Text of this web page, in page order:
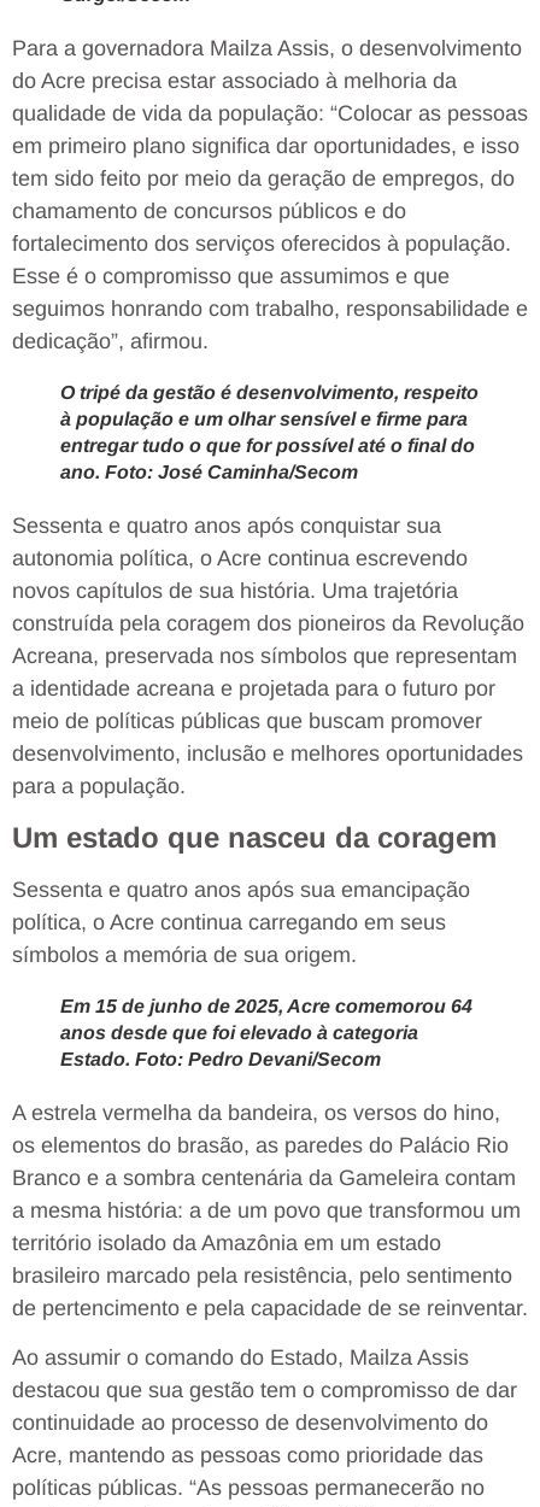
Para a governadora Mailza Assis, o desenvolvimento
do Acre precisa estar associado à melhoria da
qualidade de vida da população: “Colocar as pessoas
em primeiro plano significa dar oportunidades, e isso
tem sido feito por meio da geração de empregos, do
chamamento de concursos públicos e do
fortalecimento dos serviços oferecidos à população.
Esse é o compromisso que assumimos e que
seguimos honrando com trabalho, responsabilidade e
dedicação”, afirmou.
O tripé da gestão é desenvolvimento, respeito
à população e um olhar sensível e firme para
entregar tudo o que for possível até o final do
ano. Foto: José Caminha/Secom
Sessenta e quatro anos após conquistar sua
autonomia política, o Acre continua escrevendo
novos capítulos de sua história. Uma trajetória
construída pela coragem dos pioneiros da Revolução
Acreana, preservada nos símbolos que representam
a identidade acreana e projetada para o futuro por
meio de políticas públicas que buscam promover
desenvolvimento, inclusão e melhores oportunidades
para a população.
Um estado que nasceu da coragem
Sessenta e quatro anos após sua emancipação
política, o Acre continua carregando em seus
símbolos a memória de sua origem.
Em 15 de junho de 2025, Acre comemorou 64
anos desde que foi elevado à categoria
Estado. Foto: Pedro Devani/Secom
A estrela vermelha da bandeira, os versos do hino,
os elementos do brasão, as paredes do Palácio Rio
Branco e a sombra centenária da Gameleira contam
a mesma história: a de um povo que transformou um
território isolado da Amazônia em um estado
brasileiro marcado pela resistência, pelo sentimento
de pertencimento e pela capacidade de se reinventar.
Ao assumir o comando do Estado, Mailza Assis
destacou que sua gestão tem o compromisso de dar
continuidade ao processo de desenvolvimento do
Acre, mantendo as pessoas como prioridade das
políticas públicas. “As pessoas permanecerão no